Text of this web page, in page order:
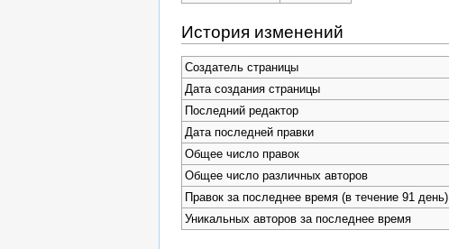
История изменений
Создатель страницы
Дата создания страницы
Последний редактор
Дата последней правки
Общее число правок
Общее число различных авторов
Правок за последнее время (в течение 91 день)
Уникальных авторов за последнее время